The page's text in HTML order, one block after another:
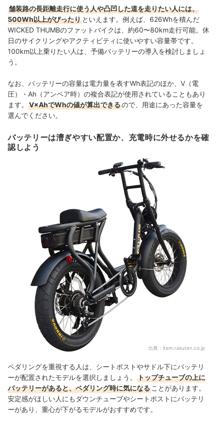
舗装路の長距離走行に使う人や凸凹した道を走りたい人には、
500Wh以上がぴったり といえます。例えば、 626Whを積んだ
WICKED THUMBのファットバイクは、 約60〜80km走行可能。休
日のサイクリングやアクティビティに使いやすい容量帯です。
100km以上乗りたい人は、予備バッテリーの導入を検討しましょ
う。
なお、バッテリーの容量は電力量を表すWh表記のほか、V（電
圧）・Ah（アンペア時）の複合表記が使用されていることもあり
ます。
V×AhでWhの値が算出できるので、用途にあった容量を
選んでください。
バッテリーは漕ぎやすい配置か、充電時に外せるかを確
認しよう
出典： item.rakuten.co.jp
ペダリングを重視する人は、シートポストやサドル下にバッテリ
ーが配置されたモデルを選択しましょう。
トップチューブの上に
バッテリーがあると、ペダリング時に気になる ことがあります。
安定感がほしい人にもダウンチューブやシートポストにバッテリ
ーがあり、重心が下がるモデルがおすすめです。